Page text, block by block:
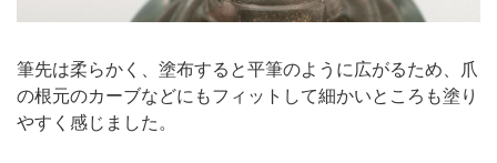
筆先は柔らかく、塗布すると平筆のように広がるため、爪
の根元のカーブなどにもフィットして細かいところも塗り
やすく感じました。